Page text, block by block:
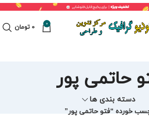
0
0 تومان
حاتمی پور
دسته بندی ها
خورده “فتو حاتمی پور”